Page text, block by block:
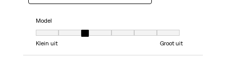
Model
Model, 3 van 7, waarbij 1 gelijk is aan Klein uit en 7 gelijk is aan Groot uit
Klein uit
Groot uit